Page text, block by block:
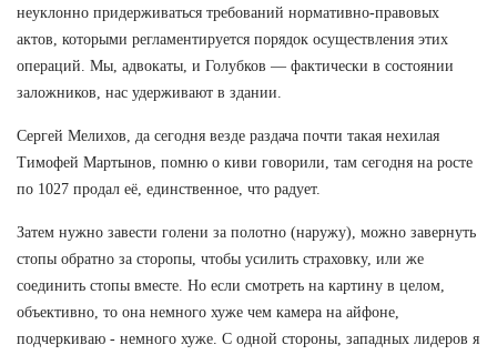
неуклонно придерживаться требований нормативно-правовых
актов, которыми регламентируется порядок осуществления этих
операций. Мы, адвокаты, и Голубков — фактически в состоянии
заложников, нас удерживают в здании.
Сергей Мелихов, да сегодня везде раздача почти такая нехилая
Тимофей Мартынов, помню о киви говорили, там сегодня на росте
по 1027 продал её, единственное, что радует.
Затем нужно завести голени за полотно (наружу), можно завернуть
стопы обратно за сторопы, чтобы усилить страховку, или же
соединить стопы вместе. Но если смотреть на картину в целом,
объективно, то она немного хуже чем камера на айфоне,
подчеркиваю - немного хуже. С одной стороны, западных лидеров я